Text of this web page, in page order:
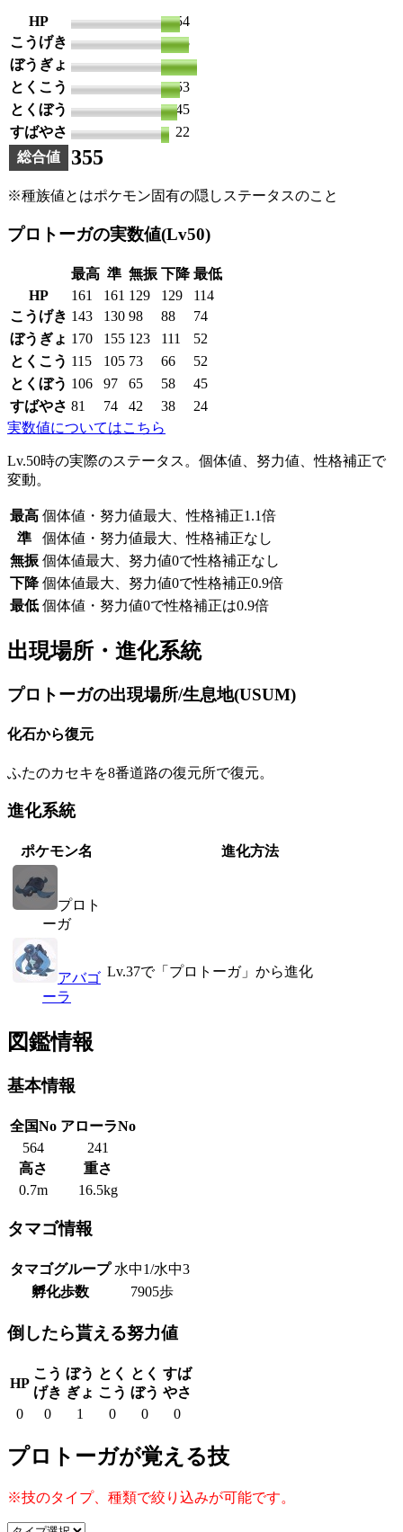
HP
54
こうげき
78
ぼうぎょ
103
とくこう
53
とくぼう
45
すばやさ
22
総合値
355
※種族値とはポケモン固有の隠しステータスのこと
プロトーガの実数値(Lv50)
最高 準 無振 下降 最低
HP
161 161 129 129
114
こうげき 143 130 98 88
74
ぼうぎょ 170 155 123 111
52
とくこう 115 105 73 66
52
とくぼう 106 97 65 58
45
すばやさ 81 74 42 38
24
実数値についてはこちら
Lv.50時の実際のステータス。個体値、努力値、性格補正で
変動。
最高 個体値・努力値最大、性格補正1.1倍
準
個体値・努力値最大、性格補正なし
無振 個体値最大、努力値0で性格補正なし
下降 個体値最大、努力値0で性格補正0.9倍
最低 個体値・努力値0で性格補正は0.9倍
出現場所・進化系統
プロトーガの出現場所/生息地(USUM)
化石から復元
ふたのカセキを8番道路の復元所で復元。
進化系統
ポケモン名 進化方法
プロト
ーガ
アバゴ
ーラ
Lv.37で「プロトーガ」から進化
図鑑情報
基本情報
全国No アローラNo
564
241
高さ
重さ
0.7m
16.5kg
タマゴ情報
タマゴグループ 水中1/水中3
孵化歩数
7905歩
倒したら貰える努力値
HP
こう
げき
ぼう
ぎょ
とく
こう
とく
ぼう
すば
やさ
0
0 1 0 0 0
プロトーガが覚える技
※技のタイプ、種類で絞り込みが可能です。